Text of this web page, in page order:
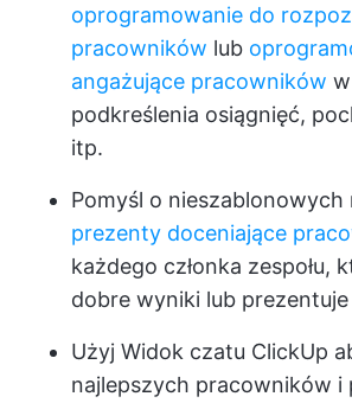
oprogramowanie do
pracowników lub
angażujące pracowników
podkreślenia osiągnięć,
itp.
Pomyśl o nieszablonowych
prezenty doceniające
każdego członka zespołu,
dobre wyniki lub
Użyj Widok czatu ClickUp
najlepszych pracowników i